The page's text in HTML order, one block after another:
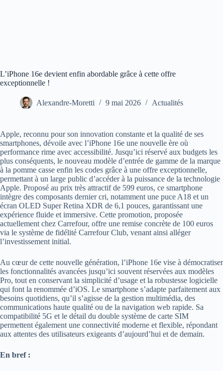
L’iPhone 16e devient enfin abordable grâce à cette offre
exceptionnelle !
Alexandre-Moretti 9 mai 2026 Actualités
Apple, reconnu pour son innovation constante et la qualité de ses
smartphones, dévoile avec l’iPhone 16e une nouvelle ère où
performance rime avec accessibilité. Jusqu’ici réservé aux budgets les
plus conséquents, le nouveau modèle d’entrée de gamme de la marque
à la pomme casse enfin les codes grâce à une offre exceptionnelle,
permettant à un large public d’accéder à la puissance de la technologie
Apple. Proposé au prix très attractif de 599 euros, ce smartphone
intègre des composants dernier cri, notamment une puce A18 et un
écran OLED Super Retina XDR de 6,1 pouces, garantissant une
expérience fluide et immersive. Cette promotion, proposée
actuellement chez Carrefour, offre une remise concrète de 100 euros
via le système de fidélité Carrefour Club, venant ainsi alléger
l’investissement initial.
Au cœur de cette nouvelle génération, l’iPhone 16e vise à démocratiser
les fonctionnalités avancées jusqu’ici souvent réservées aux modèles
Pro, tout en conservant la simplicité d’usage et la robustesse logicielle
qui font la renommée d’iOS. Le smartphone s’adapte parfaitement aux
besoins quotidiens, qu’il s’agisse de la gestion multimédia, des
communications haute qualité ou de la navigation web rapide. Sa
compatibilité 5G et le détail du double système de carte SIM
permettent également une connectivité moderne et flexible, répondant
aux attentes des utilisateurs exigeants d’aujourd’hui et de demain.
En bref :